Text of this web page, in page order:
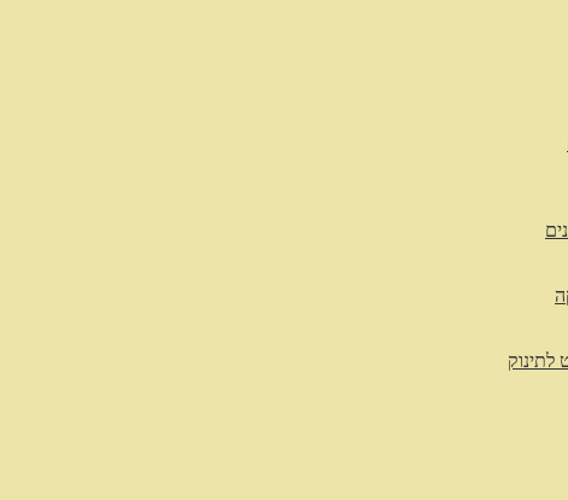
לתינוק